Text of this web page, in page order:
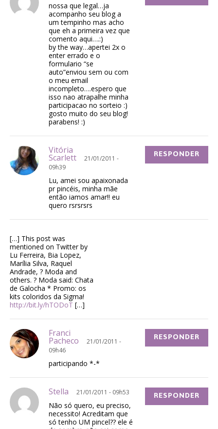
nossa que legal…ja
acompanho seu blog a
um tempinho mas acho
que eh a primeira vez que
comento aqui….:)
by the way…apertei 2x o
enter errado e o
formulario “se
auto”enviou sem ou com
o meu email
incompleto….espero que
isso nao atrapalhe minha
participacao no sorteio :)
gosto muito do seu blog!
parabens! :)
Vitória
Scarlett
21/01/2011 -
09h39
Lu, amei sou apaixonada
pr pincéis, minha mãe
então iamos amar!! eu
quero rsrsrsrs
RESPONDER
[…] This post was
mentioned on Twitter by
Lu Ferreira, Bia Lopez,
Marília Silva, Raquel
Andrade, ? Moda and
others. ? Moda said: Chata
de Galocha * Promo: os
kits coloridos da Sigma!
http://bit.ly/hTODoT […]
Franci
Pacheco
21/01/2011 -
09h46
participando *-*
RESPONDER
Stella 21/01/2011 - 09h53
Não só quero, eu preciso,
necessito! Acreditam que
só tenho UM pincel?? ele é
RESPONDER